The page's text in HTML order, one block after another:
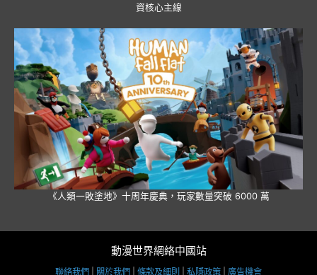
資核心主線
《人類一敗塗地》十周年慶典，玩家數量突破 6000 萬
動漫世界網絡中國站
聯絡我們 關於我們 條款及細則 私隱政策 廣告機會